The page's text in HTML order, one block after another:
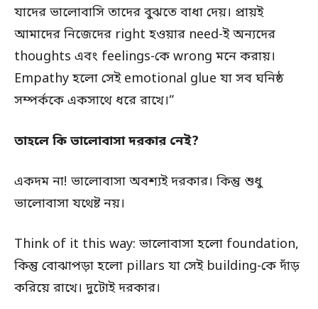
যাদের ভালোবাসি তাদের বুঝতে বাধা দেয়। প্রায়ই
আমাদের নিজেদের right হওয়ার need-ই অন্যদের
thoughts এবং feelings-কে wrong মনে করায়।
Empathy হলো সেই emotional glue যা সব ঘনিষ্ঠ
সম্পর্ককে একসাথে ধরে রাখে।”
তাহলে কি ভালোবাসা দরকার নেই?
একদম না! ভালোবাসা অবশ্যই দরকার। কিন্তু শুধু
ভালোবাসা যথেষ্ট নয়।
Think of it this way: ভালোবাসা হলো foundation,
কিন্তু বোঝাপড়া হলো pillars যা সেই building-কে দাঁড়
করিয়ে রাখে। দুটোই দরকার।